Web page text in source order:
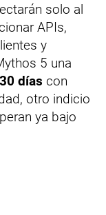
solo al
APIs,
y
5 una
30 días con
otro indicio
ya bajo